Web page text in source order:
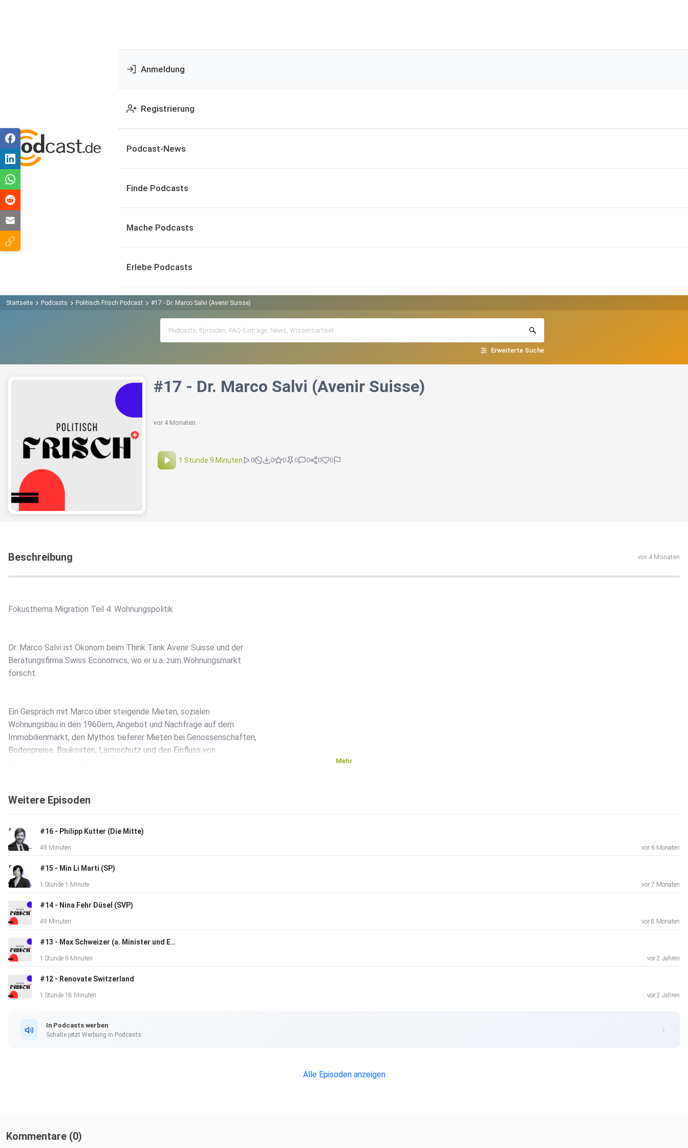
Anmeldung
Registrierung
Podcast-News
Finde Podcasts
Mache Podcasts
Erlebe Podcasts
Startseite Podcasts Politisch Frisch Podcast #17 - Dr. Marco Salvi (Avenir Suisse)
Erweiterte Suche
#17 - Dr. Marco Salvi (Avenir Suisse)
vor 4 Monaten
1 Stunde 9 Minuten 0 0 0 0 0 0 0
Beschreibung vor 4 Monaten
Fokusthema Migration Teil 4: Wohnungspolitik
Dr. Marco Salvi ist Ökonom beim Think Tank Avenir Suisse und der
Beratungsfirma Swiss Economics, wo er u.a. zum Wohnungsmarkt
forscht.
Ein Gespräch mit Marco über steigende Mieten, sozialen
Wohnungsbau in den 1960ern, Angebot und Nachfrage auf dem
Immobilienmarkt, den Mythos tieferer Mieten bei Genossenschaften,
Bodenpreise, Baukosten, Lärmschutz und den Einfluss von
Mehr
Weitere Episoden
#16 - Philipp Kutter (Die Mitte)
49 Minuten vor 6 Monaten
#15 - Min Li Marti (SP)
1 Stunde 1 Minute vor 7 Monaten
#14 - Nina Fehr Düsel (SVP)
49 Minuten vor 8 Monaten
#13 - Max Schweizer (a. Minister und Ex-Diplomat)
1 Stunde 9 Minuten vor 2 Jahren
#12 - Renovate Switzerland
1 Stunde 18 Minuten vor 2 Jahren
In Podcasts werben
Schalte jetzt Werbung in Podcasts.
Alle Episoden anzeigen
Kommentare (0)